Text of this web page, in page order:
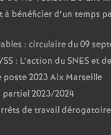
bénéficier d’un temps
: circulaire du 09
: L’action du SNES et
2023 Aix Marseille
2023/2024
de travail